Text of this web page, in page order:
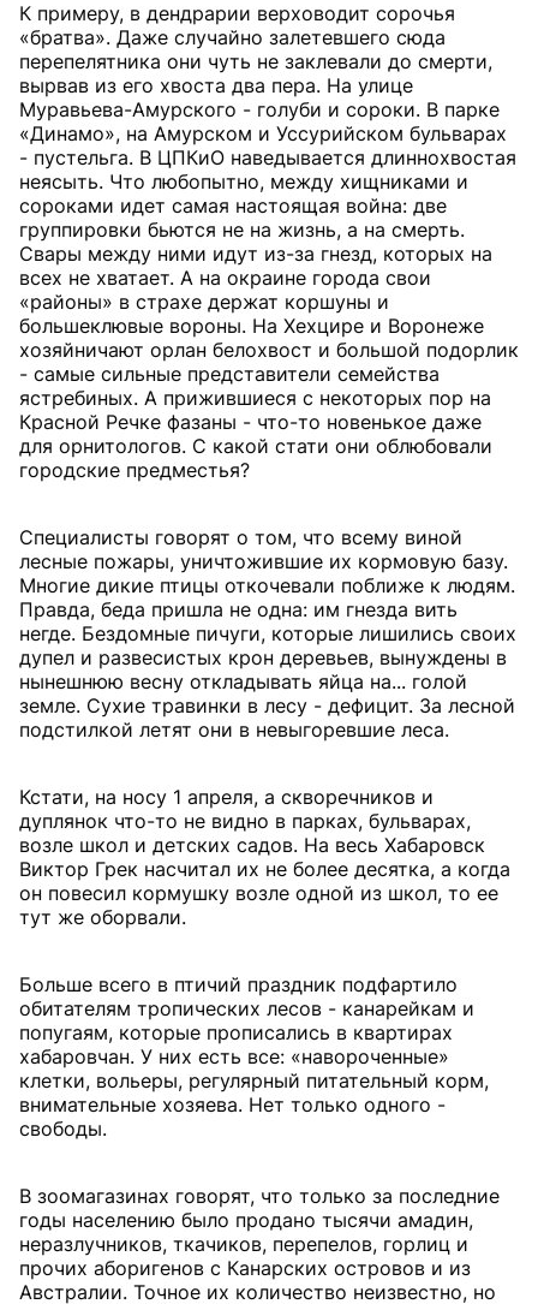
К примеру, в дендрарии верховодит сорочья
«братва». Даже случайно залетевшего сюда
перепелятника они чуть не заклевали до смерти,
вырвав из его хвоста два пера. На улице
Муравьева-Амурского - голуби и сороки. В парке
«Динамо», на Амурском и Уссурийском бульварах
- пустельга. В ЦПКиО наведывается длиннохвостая
неясыть. Что любопытно, между хищниками и
сороками идет самая настоящая война: две
группировки бьются не на жизнь, а на смерть.
Свары между ними идут из-за гнезд, которых на
всех не хватает. А на окраине города свои
«районы» в страхе держат коршуны и
большеклювые вороны. На Хехцире и Воронеже
хозяйничают орлан белохвост и большой подорлик
- самые сильные представители семейства
ястребиных. А прижившиеся с некоторых пор на
Красной Речке фазаны - что-то новенькое даже
для орнитологов. С какой стати они облюбовали
городские предместья?
Специалисты говорят о том, что всему виной
лесные пожары, уничтожившие их кормовую базу.
Многие дикие птицы откочевали поближе к людям.
Правда, беда пришла не одна: им гнезда вить
негде. Бездомные пичуги, которые лишились своих
дупел и развесистых крон деревьев, вынуждены в
нынешнюю весну откладывать яйца на... голой
земле. Сухие травинки в лесу - дефицит. За лесной
подстилкой летят они в невыгоревшие леса.
Кстати, на носу 1 апреля, а скворечников и
дуплянок что-то не видно в парках, бульварах,
возле школ и детских садов. На весь Хабаровск
Виктор Грек насчитал их не более десятка, а когда
он повесил кормушку возле одной из школ, то ее
тут же оборвали.
Больше всего в птичий праздник подфартило
обитателям тропических лесов - канарейкам и
попугаям, которые прописались в квартирах
хабаровчан. У них есть все: «навороченные»
клетки, вольеры, регулярный питательный корм,
внимательные хозяева. Нет только одного -
свободы.
В зоомагазинах говорят, что только за последние
годы населению было продано тысячи амадин,
неразлучников, ткачиков, перепелов, горлиц и
прочих аборигенов с Канарских островов и из
Австралии. Точное их количество неизвестно, но